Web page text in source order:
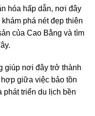
hóa hấp dẫn, nơi đây
phá nét đẹp thiên
của Cao Bằng và tìm
giúp nơi đây trở thành
giữa việc bảo tồn
phát triển du lịch bền